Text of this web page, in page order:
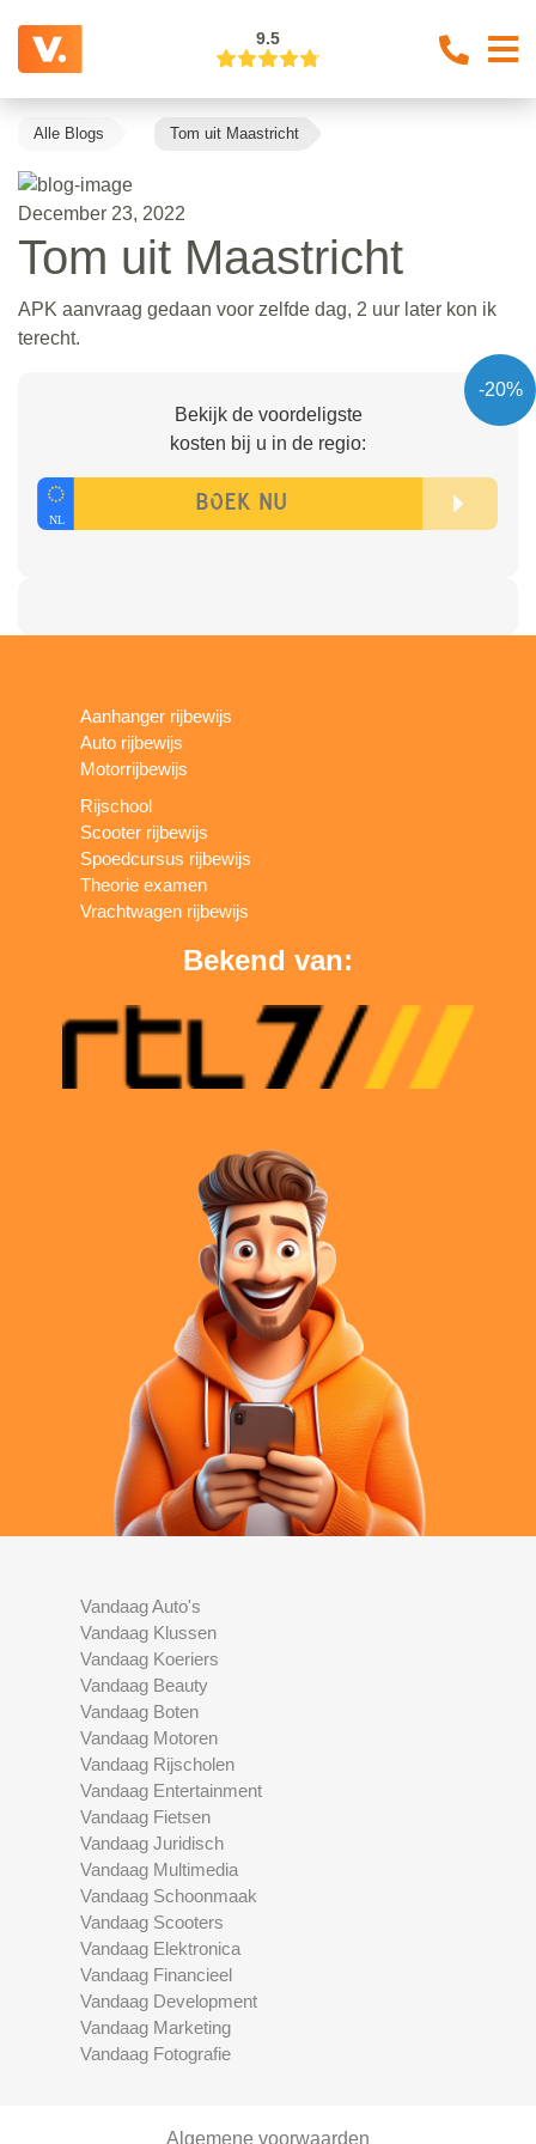
9.5
Alle Blogs Tom uit Maastricht
December 23, 2022
Tom uit Maastricht
APK aanvraag gedaan voor zelfde dag, 2 uur later kon ik
terecht.
-20%
Bekijk de voordeligste
kosten bij u in de regio:
Aanhanger rijbewijs
Auto rijbewijs
Motorrijbewijs
Rijschool
Scooter rijbewijs
Spoedcursus rijbewijs
Theorie examen
Vrachtwagen rijbewijs
Bekend van:
Vandaag Auto's
Vandaag Klussen
Vandaag Koeriers
Vandaag Beauty
Vandaag Boten
Vandaag Motoren
Vandaag Rijscholen
Vandaag Entertainment
Vandaag Fietsen
Vandaag Juridisch
Vandaag Multimedia
Vandaag Schoonmaak
Vandaag Scooters
Vandaag Elektronica
Vandaag Financieel
Vandaag Development
Vandaag Marketing
Vandaag Fotografie
Algemene voorwaarden